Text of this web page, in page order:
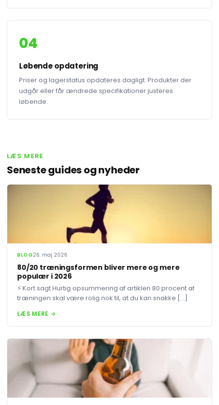
04
Løbende opdatering
Priser og lagerstatus opdateres dagligt. Produkter der
udgår eller får ændrede specifikationer justeres
løbende.
LÆS MERE
Seneste guides og nyheder
BLOG26. maj 2026
80/20 træningsformen bliver mere og mere
populær i 2026
⚡ Kort sagt Hurtig opsummering af artiklen 80 procent af
træningen skal være rolig nok til, at du kan snakke […]
LÆS MERE →